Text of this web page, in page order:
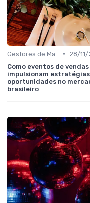
•
28/11/
Como eventos de vendas
impulsionam estratégias
oportunidades no
brasileiro